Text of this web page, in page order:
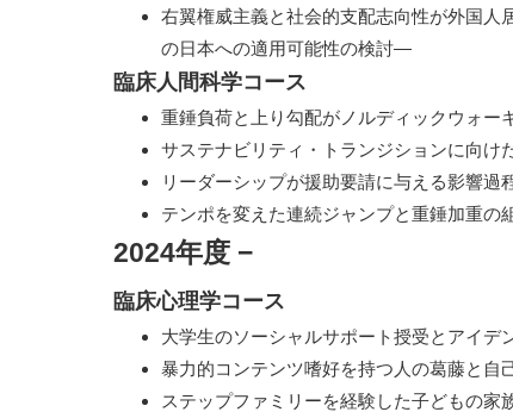
右翼権威主義と社会的支配志向性が外国
の日本への適用可能性の検討―
臨床人間科学コース
重錘負荷と上り勾配がノルディックウォー
サステナビリティ・トランジションに向け
リーダーシップが援助要請に与える影響
テンポを変えた連続ジャンプと重錘加重
2024年度 −
臨床心理学コース
大学生のソーシャルサポート授受とアイ
暴力的コンテンツ嗜好を持つ人の葛藤と自
ステップファミリーを経験した子どもの